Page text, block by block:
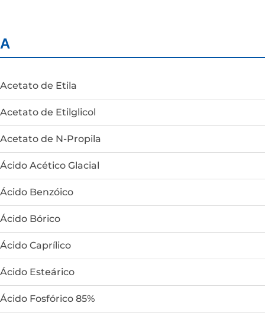
A
Acetato de Etila
Acetato de Etilglicol
Acetato de N-Propila
Ácido Acético Glacial
Ácido Benzóico
Ácido Bórico
Ácido Caprílico
Ácido Esteárico
Ácido Fosfórico 85%